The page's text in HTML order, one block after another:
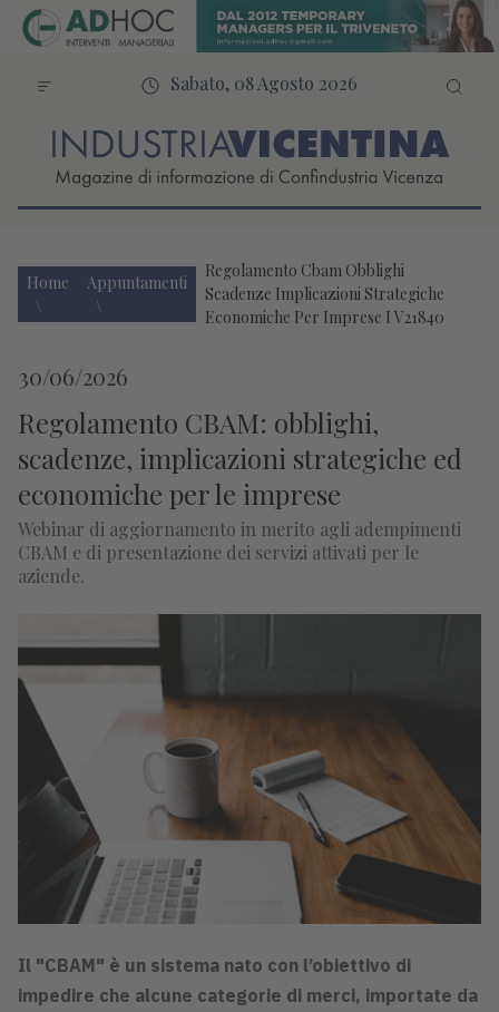
Sabato, 08 Agosto 2026
Home Appuntamenti
Regolamento Cbam Obblighi
Scadenze Implicazioni Strategiche
Economiche Per Imprese I V21840
30/06/2026
Regolamento CBAM: obblighi,
scadenze, implicazioni strategiche ed
economiche per le imprese
Webinar di aggiornamento in merito agli adempimenti
CBAM e di presentazione dei servizi attivati per le
aziende.
Il "CBAM" è un sistema nato con l’obiettivo di
impedire che alcune categorie di merci, importate da